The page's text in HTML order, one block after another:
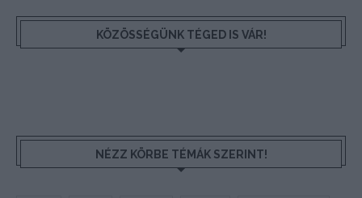
KÖZÖSSÉGÜNK TÉGED IS VÁR!
NÉZZ KÖRBE TÉMÁK SZERINT!